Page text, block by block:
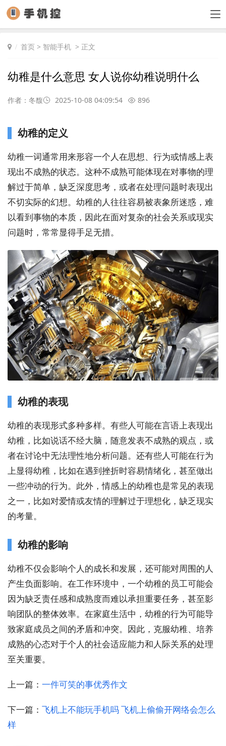
首页 > 智能手机 > 正文
幼稚是什么意思 女人说你幼稚说明什么
作者：冬馥 2025-10-08 04:09:54 896
幼稚的定义
幼稚一词通常用来形容一个人在思想、行为或情感上表
现出不成熟的状态。这种不成熟可能体现在对事物的理
解过于简单，缺乏深度思考，或者在处理问题时表现出
不切实际的幻想。幼稚的人往往容易被表象所迷惑，难
以看到事物的本质，因此在面对复杂的社会关系或现实
问题时，常常显得手足无措。
幼稚的表现
幼稚的表现形式多种多样。有些人可能在言语上表现出
幼稚，比如说话不经大脑，随意发表不成熟的观点，或
者在讨论中无法理性地分析问题。还有些人可能在行为
上显得幼稚，比如在遇到挫折时容易情绪化，甚至做出
一些冲动的行为。此外，情感上的幼稚也是常见的表现
之一，比如对爱情或友情的理解过于理想化，缺乏现实
的考量。
幼稚的影响
幼稚不仅会影响个人的成长和发展，还可能对周围的人
产生负面影响。在工作环境中，一个幼稚的员工可能会
因为缺乏责任感和成熟度而难以承担重要任务，甚至影
响团队的整体效率。在家庭生活中，幼稚的行为可能导
致家庭成员之间的矛盾和冲突。因此，克服幼稚、培养
成熟的心态对于个人的社会适应能力和人际关系的处理
至关重要。
上一篇： 一件可笑的事优秀作文
下一篇： 飞机上不能玩手机吗 飞机上偷偷开网络会怎么
样